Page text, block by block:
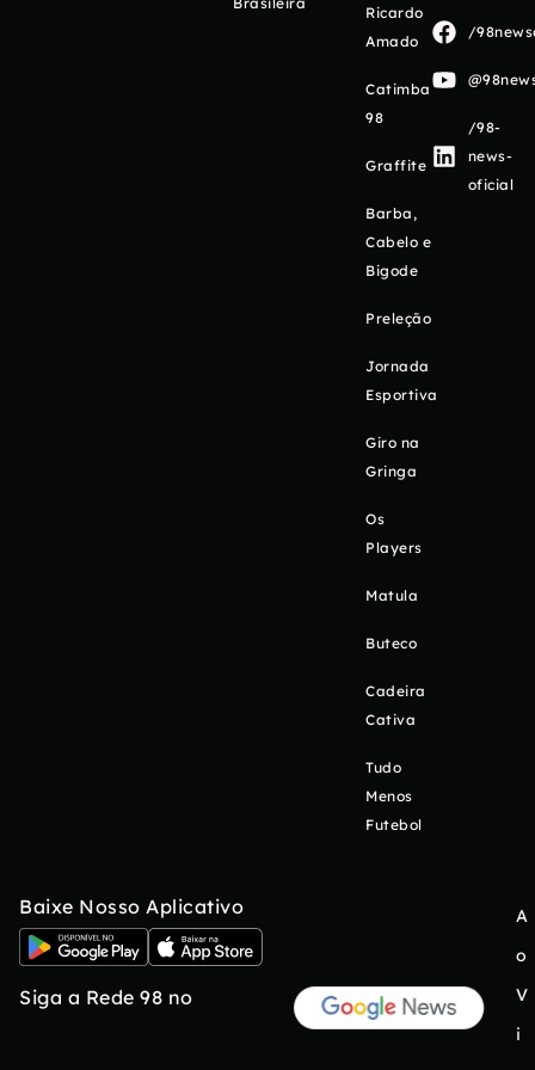
Ricardo
Amado
Catimba
98
Graffite
Barba,
Cabelo e
Bigode
Preleção
Jornada
Esportiva
Giro na
Gringa
Os
Players
Matula
Buteco
Cadeira
Cativa
Tudo
Menos
Futebol
/
/98-
news-
oficial
Baixe Nosso Aplicativo
Siga a Rede 98 no
A
o
V
i